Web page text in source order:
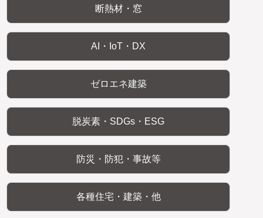
断熱材・窓
AI・IoT・DX
ゼロエネ建築
脱炭素・SDGs・ESG
防災・防犯・事故等
各種住宅・建築・他